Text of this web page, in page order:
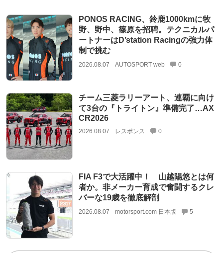
PONOS RACING、鈴鹿1000kmに牧
野、野中、篠原を招聘。テクニカルパ
ートナーはD’station Racingの強力体
制で挑む
2026.08.07 AUTOSPORT web 0
チーム三菱ラリーアート、連覇に向け
て3台の『トライトン』準備完了…AX
CR2026
2026.08.07 レスポンス 0
FIA F3で大活躍中！ 山越陽悠とは何
者か。非メーカー育成で奮闘するクレ
バーな19歳を徹底解剖
2026.08.07 motorsport.com 日本版 5